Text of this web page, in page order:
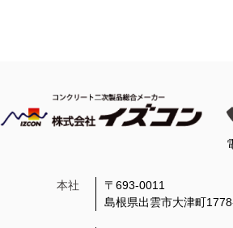
本社
〒693-0011
島根県出雲市大津町